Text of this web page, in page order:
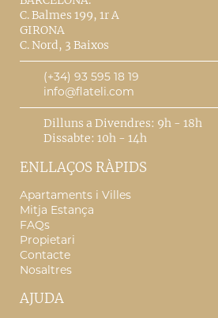
C. Balmes 199, 1r A
GIRONA
C. Nord, 3 Baixos
(+34) 93 595 18 19
info@flateli.com
Dilluns a Divendres: 9h - 18h
Dissabte: 10h - 14h
ENLLAÇOS RÀPIDS
Apartaments i Villes
Mitja Estança
FAQs
Propietari
Contacte
Nosaltres
AJUDA